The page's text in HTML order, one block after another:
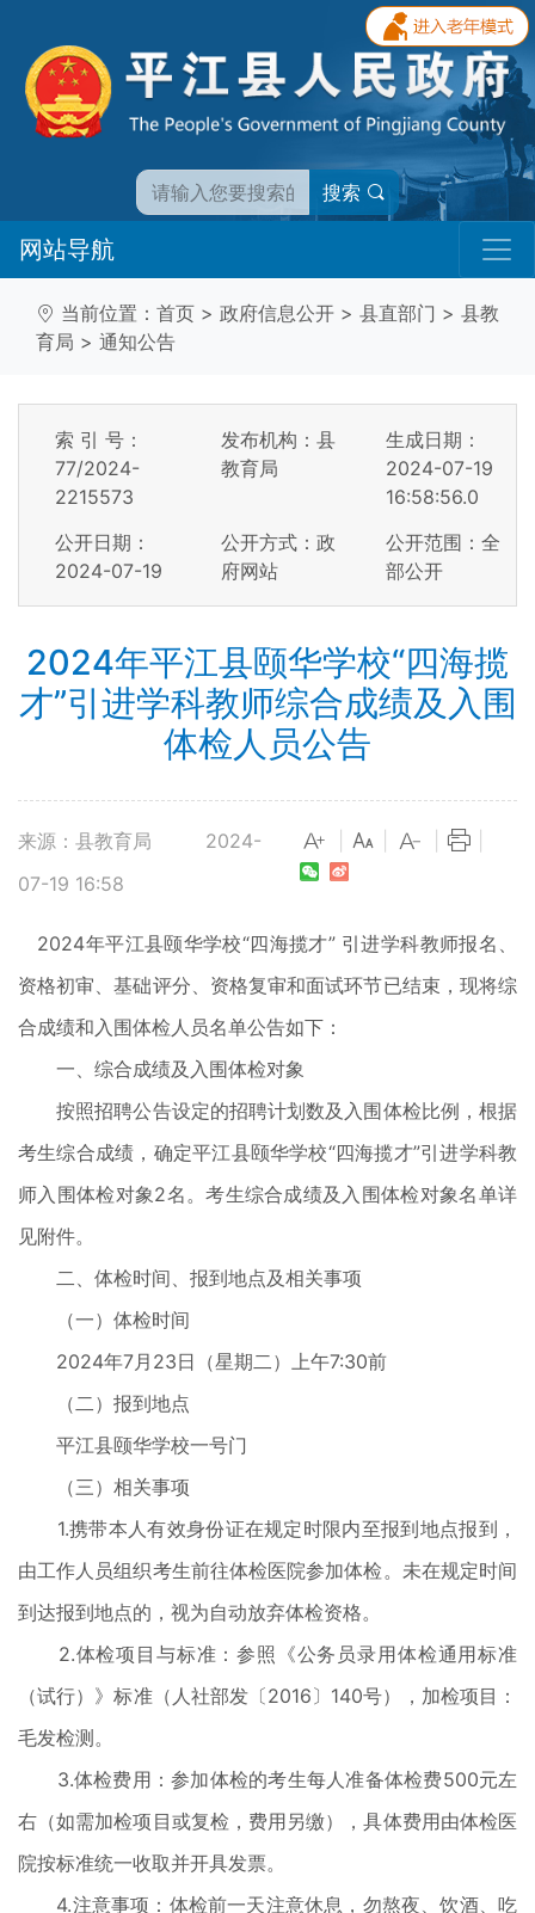
搜索
网站导航
当前位置： 首页 > 政府信息公开 > 县直部门 > 县教
育局 > 通知公告
索 引 号：
77/2024-
2215573
发布机构：县
教育局
生成日期：
2024-07-19
16:58:56.0
公开日期：
2024-07-19
公开方式：政
府网站
公开范围：全
部公开
2024年平江县颐华学校“四海揽
才”引进学科教师综合成绩及入围
体检人员公告
来源：县教育局
2024-
07-19 16:58
2024年平江县颐华学校“四海揽才” 引进学科教师报名、
资格初审、基础评分、资格复审和面试环节已结束，现将综
合成绩和入围体检人员名单公告如下 ：
一、综合成绩及入围体检对象
按照招聘公告设定的招聘计划数及入围体检比例，根据
考生综合成绩，确定平江县颐华学校“四海揽才”引进学科教
师入围体检对象2名。考生综合成绩及入围体检对象名单详
见附件。
二、体检时间、报到地点及相关事项
（一）体检时间
2024年7月23日（星期二）上午7:30前
（二）报到地点
平江县颐华学校一号门
（三）相关事项
1.携带本人有效身份证在规定时限内至报到地点报到，
由工作人员组织考生前往体检医院参加体检。未在规定时间
到达报到地点的，视为自动放弃体检资格。
2.体检项目与标准：参照《公务员录用体检通用标准
（试行）》标准（人社部发〔2016〕140号），加检项目：
毛发检测。
3.体检费用：参加体检的考生每人准备体检费500元左
右（如需加检项目或复检，费用另缴），具体费用由体检医
院按标准统一收取并开具发票。
4.注意事项：体检前一天注意休息，勿熬夜、饮酒、吃